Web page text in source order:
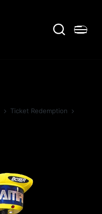
Ticket Redemption